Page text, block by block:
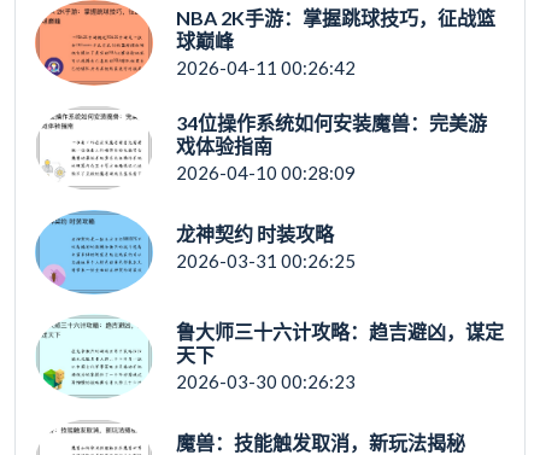
NBA 2K手游：掌握跳球技巧，征战篮
球巅峰
2026-04-11 00:26:42
34位操作系统如何安装魔兽：完美游
戏体验指南
2026-04-10 00:28:09
龙神契约 时装攻略
2026-03-31 00:26:25
鲁大师三十六计攻略：趋吉避凶，谋定
天下
2026-03-30 00:26:23
魔兽：技能触发取消，新玩法揭秘